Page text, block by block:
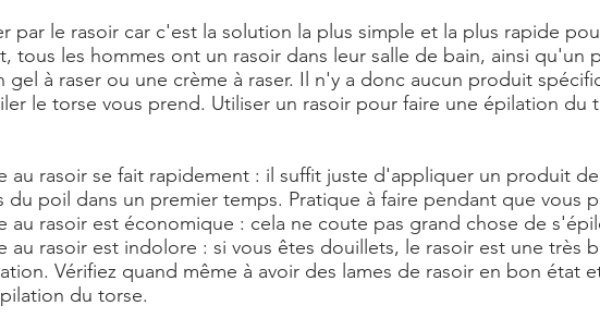
par le rasoir car c'est la solution la plus simple et la plus rapide
tous les hommes ont un rasoir dans leur salle de bain, ainsi qu'un
gel à raser ou une crème à raser. Il n'y a donc aucun produit
le torse vous prend. Utiliser un rasoir pour faire une épilation du
au rasoir se fait rapidement : il suffit juste d'appliquer un produit
du poil dans un premier temps. Pratique à faire pendant que vous
au rasoir est économique : cela ne coute pas grand chose de
au rasoir est indolore : si vous êtes douillets, le rasoir est une très
Vérifiez quand même à avoir des lames de rasoir en bon état
du torse.